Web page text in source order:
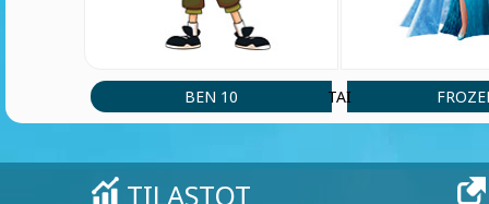
BEN 10 TAI